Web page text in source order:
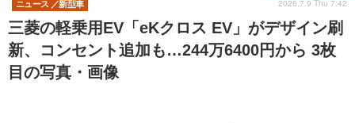
東海 関西
中国
三菱の軽乗用EV「eKクロス EV」がデザイン刷
新、コンセント追加も…244万6400円から 3枚
目の写真・画像
ニュース 新型車 2026.7.9 Thu 7:42